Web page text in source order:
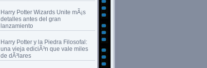
Harry Potter Wizards Unite mÃ¡s
detalles antes del gran
lanzamiento
Harry Potter y la Piedra Filosofal:
una vieja ediciÃ³n que vale miles
de dÃ³lares